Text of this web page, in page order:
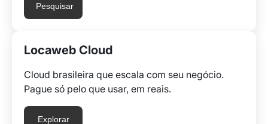
Pesquisar
Locaweb Cloud
Cloud brasileira que escala com seu negócio.
Pague só pelo que usar, em reais.
Explorar